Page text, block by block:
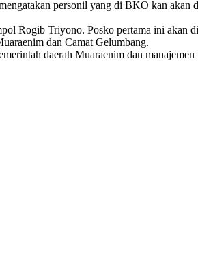
personil yang di BKO kan akan
Rogib Triyono. Posko pertama ini akan
dan Camat Gelumbang.
daerah Muaraenim dan